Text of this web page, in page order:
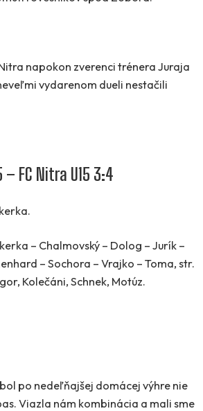
napokon zverenci trénera Juraja
vydarenom dueli nestačili
– FC Nitra U15 3:4
– Chalmovský – Dolog – Jurík –
– Sochora – Vrajko – Toma, str.
Kolečáni, Schnek, Motúz.
po nedeľňajšej domácej výhre nie
Viazla nám kombinácia a mali sme